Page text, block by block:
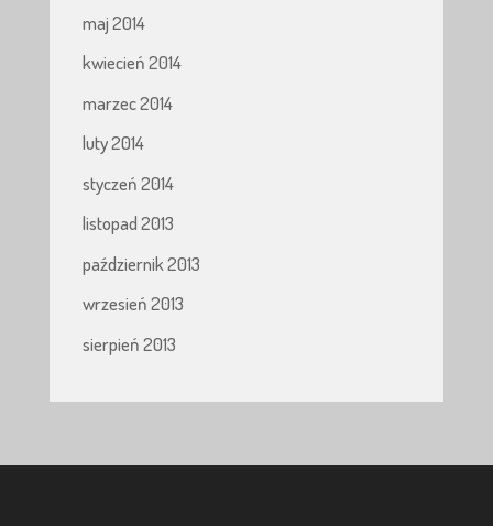
maj 2014
kwiecień 2014
marzec 2014
luty 2014
styczeń 2014
listopad 2013
październik 2013
wrzesień 2013
sierpień 2013